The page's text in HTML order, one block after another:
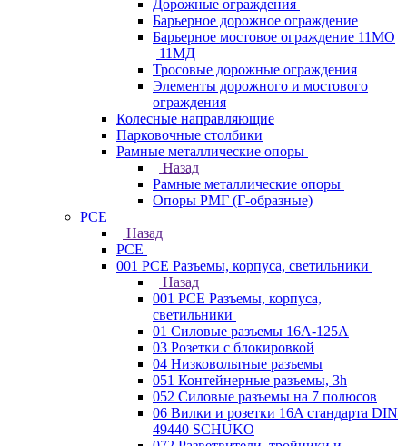
Дорожные ограждения
Барьерное дорожное ограждение
Барьерное мостовое ограждение 11МО
| 11МД
Тросовые дорожные ограждения
Элементы дорожного и мостового
ограждения
Колесные направляющие
Парковочные столбики
Рамные металлические опоры
Назад
Рамные металлические опоры
Опоры РМГ (Г-образные)
PCE
Назад
PCE
001 PCE Разъемы, корпуса, светильники
Назад
001 PCE Разъемы, корпуса,
светильники
01 Силовые разъемы 16А-125А
03 Розетки с блокировкой
04 Низковольтные разъемы
051 Контейнерные разъемы, 3h
052 Силовые разъемы на 7 полюсов
06 Вилки и розетки 16A стандарта DIN
49440 SCHUKO